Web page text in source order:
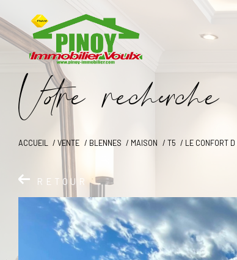
Vore recece
ACCUEIL VENTE BLENNES MAISON T5 LE CONFORT
RETOUR